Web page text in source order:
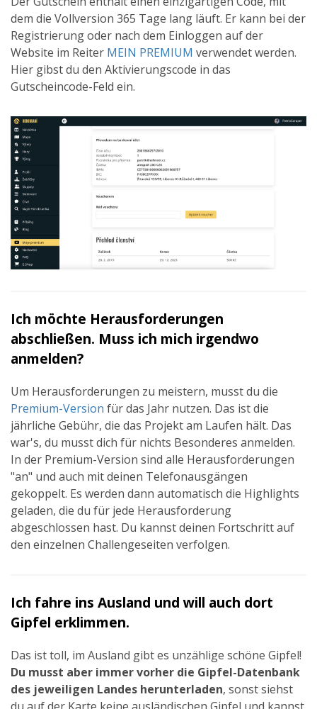
dem die Vollversion 365 Tage lang läuft. Er kann bei der
Registrierung oder nach dem Einloggen auf der
Website im Reiter MEIN PREMIUM verwendet werden.
Hier gibst du den Aktivierungscode in das
Gutscheincode-Feld ein.
Ich möchte Herausforderungen
abschließen. Muss ich mich irgendwo
anmelden?
Um Herausforderungen zu meistern, musst du die
Premium-Version für das Jahr nutzen. Das ist die
jährliche Gebühr, die das Projekt am Laufen hält. Das
war's, du musst dich für nichts Besonderes anmelden.
In der Premium-Version sind alle Herausforderungen
"an" und auch mit deinen Telefonausgängen
gekoppelt. Es werden dann automatisch die Highlights
geladen, die du für jede Herausforderung
abgeschlossen hast. Du kannst deinen Fortschritt auf
den einzelnen Challengeseiten verfolgen.
Ich fahre ins Ausland und will auch dort
Gipfel erklimmen.
Das ist toll, im Ausland gibt es unzählige schöne Gipfel!
Du musst aber immer vorher die Gipfel-Datenbank
des jeweiligen Landes herunterladen, sonst siehst